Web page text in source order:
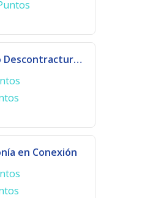
Amano Alivio Descontracturante
en Conexión